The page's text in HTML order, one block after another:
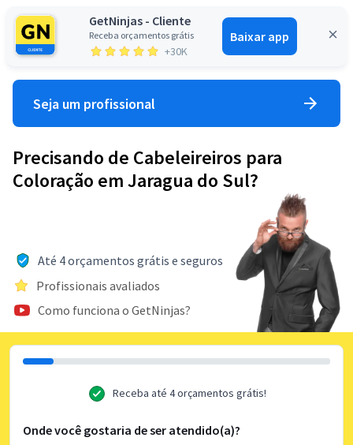
GetNinjas - Cliente
Receba orçamentos grátis
+30K
Baixar app
Entrar
Seja um profissional
Precisando de Cabeleireiros para
Coloração em Jaragua do Sul?
Até 4 orçamentos grátis e seguros
Profissionais avaliados
Como funciona o GetNinjas?
Receba até 4 orçamentos grátis!
Onde você gostaria de ser atendido(a)?